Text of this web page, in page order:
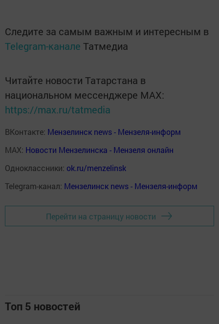
Следите за самым важным и интересным в
Telegram-канале Татмедиа
Читайте новости Татарстана в
национальном мессенджере MАХ:
https://max.ru/tatmedia
ВКонтакте: Мензелинск news - Мензеля-информ
MAX: Новости Мензелинска - Мензеля онлайн
Одноклассники: ok.ru/menzelinsk
Telegram-канал: Мензелинск news - Мензеля-информ
Перейти на страницу новости
Топ 5 новостей